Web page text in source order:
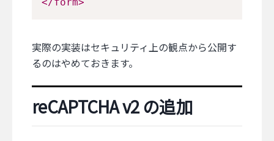
実際の実装はセキュリティ上の観点から公開す
るのはやめておきます。
reCAPTCHA v2 の追加